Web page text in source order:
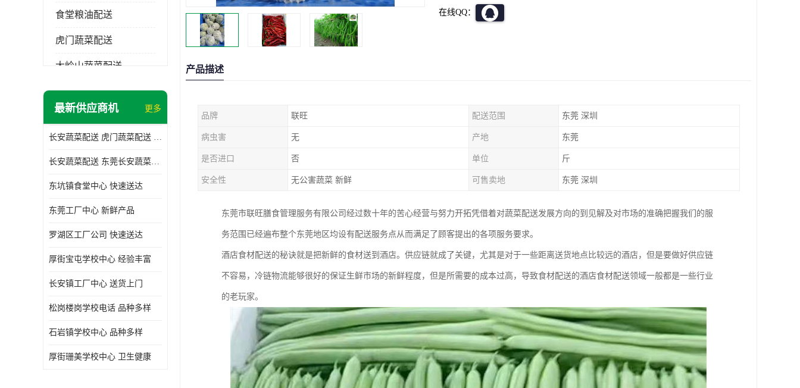
食堂粮油配送
虎门蔬菜配送
大岭山蔬菜配送
长安蔬菜配送
最新供应商机 更多
长安蔬菜配送 虎门蔬菜配送 厚街蔬菜配送 大朗蔬菜配送
长安蔬菜配送 东莞长安蔬菜配送哪家好
东坑镇食堂中心 快速送达
东莞工厂中心 新鲜产品
罗湖区工厂公司 快速送达
厚街宝屯学校中心 经验丰富
长安镇工厂中心 送货上门
松岗楼岗学校电话 品种多样
石岩镇学校中心 品种多样
厚街珊美学校中心 卫生健康
在线QQ：
产品描述
品牌 联旺 配送范围 东莞 深圳
病虫害 无 产地 东莞
是否进口 否 单位 斤
安全性 无公害蔬菜 新鲜 可售卖地 东莞 深圳
东莞市联旺膳食管理服务有限公司经过数十年的苦心经营与努力开拓凭借着对蔬菜配送发展方向的到见解及对市场的准确把握我们的服
务范围已经遍布整个东莞地区均设有配送服务点从而满足了顾客提出的各项服务要求。
酒店食材配送的秘诀就是把新鲜的食材送到酒店。供应链就成了关键，尤其是对于一些距离送货地点比较远的酒店，但是要做好供应链
不容易，冷链物流能够很好的保证生鲜市场的新鲜程度，但是所需要的成本过高，导致食材配送的酒店食材配送领域一般都是一些行业
的老玩家。